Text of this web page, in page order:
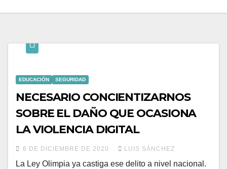
EDUCACIÓN SEGURIDAD
NECESARIO CONCIENTIZARNOS
SOBRE EL DAÑO QUE OCASIONA
LA VIOLENCIA DIGITAL
6 DE DICIEMBRE DE 2020 LUIS SÁNCHEZ
La Ley Olimpia ya castiga ese delito a nivel nacional.